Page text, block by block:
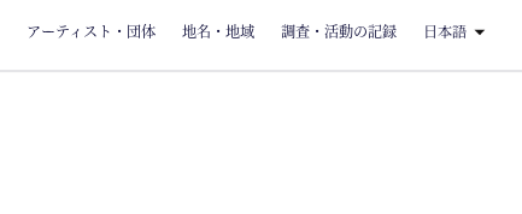
アーティスト・団体 地名・地域 調査・活動の記録